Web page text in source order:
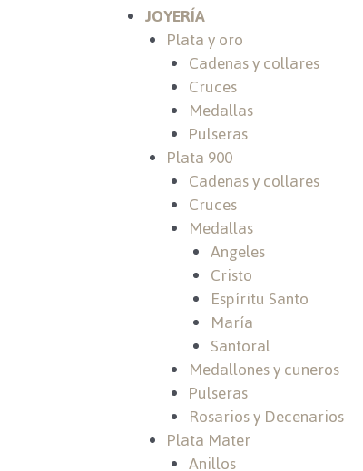
JOYERÍA
Plata y oro
Cadenas y collares
Cruces
Medallas
Pulseras
Plata 900
Cadenas y collares
Cruces
Medallas
Angeles
Cristo
Espíritu Santo
María
Santoral
Medallones y cuneros
Pulseras
Rosarios y Decenarios
Plata Mater
Anillos